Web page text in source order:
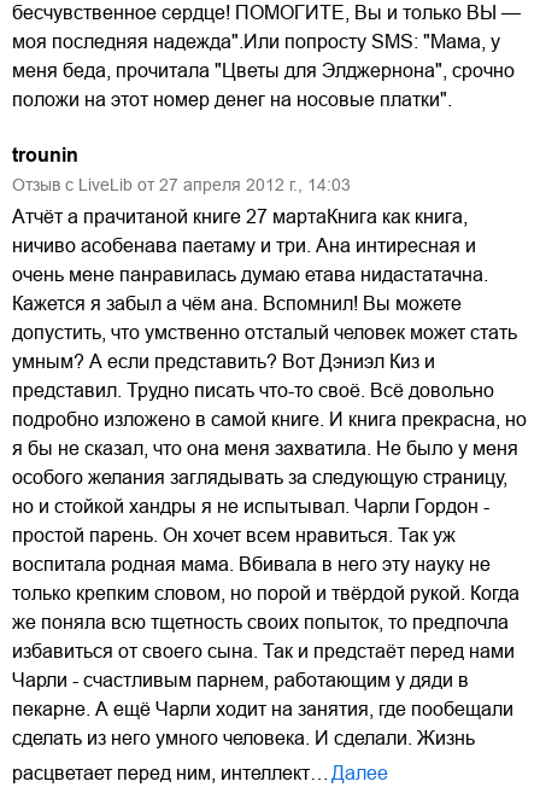
бесчувственное сердце! ПОМОГИТЕ, Вы и только ВЫ —
моя последняя надежда".Или попросту SMS: "Мама, у
меня беда, прочитала "Цветы для Элджернона", срочно
положи на этот номер денег на носовые платки".
trounin
Отзыв с LiveLib от 27 апреля 2012 г., 14:03
Атчёт а прачитаной книге 27 мартаКнига как книга,
ничиво асобенава паетаму и три. Ана интиресная и
очень мене панравилась думаю етава нидастатачна.
Кажется я забыл а чём ана. Вспомнил! Вы можете
допустить, что умственно отсталый человек может стать
умным? А если представить? Вот Дэниэл Киз и
представил. Трудно писать что-то своё. Всё довольно
подробно изложено в самой книге. И книга прекрасна, но
я бы не сказал, что она меня захватила. Не было у меня
особого желания заглядывать за следующую страницу,
но и стойкой хандры я не испытывал. Чарли Гордон -
простой парень. Он хочет всем нравиться. Так уж
воспитала родная мама. Вбивала в него эту науку не
только крепким словом, но порой и твёрдой рукой. Когда
же поняла всю тщетность своих попыток, то предпочла
избавиться от своего сына. Так и предстаёт перед нами
Чарли - счастливым парнем, работающим у дяди в
пекарне. А ещё Чарли ходит на занятия, где пообещали
сделать из него умного человека. И сделали. Жизнь
расцветает перед ним, интеллект…
Далее